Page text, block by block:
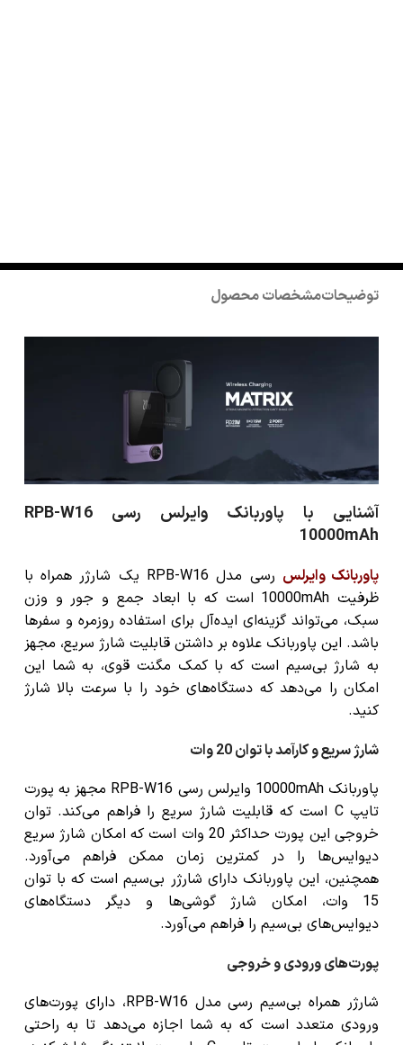
توضیحاتمشخصات محصول
آشنایی با پاوربانک وایرلس رسی RPB-W16
10000mAh
پاوربانک وایرلس رسی مدل RPB-W16
یک شارژر همراه با
ظرفیت 10000mAh است که با ابعاد جمع و جور و وزن
سبک، می‌تواند گزینه‌ای ایده‌آل برای استفاده روزمره و سفرها
باشد. این پاوربانک علاوه بر داشتن قابلیت شارژ سریع، مجهز
به شارژ بی‌سیم است که با کمک مگنت قوی، به شما این
امکان را می‌دهد که دستگاه‌های خود را با سرعت بالا شارژ
کنید.
شارژ سریع و کارآمد با توان 20 وات
پاوربانک 10000mAh وایرلس رسی RPB-W16
مجهز به پورت
تایپ C است که قابلیت
شارژ سریع را فراهم می‌کند. توان
خروجی این پورت حداکثر 20 وات است که امکان
شارژ سریع
دیوایس‌ها را در کمترین زمان ممکن فراهم می‌آورد.
همچنین، این پاوربانک دارای شارژر بی‌سیماست که با توان
15 وات، امکان شارژ گوشی‌ها و دیگر دستگاه‌های
دیوایس‌های بی‌سیمرا فراهم می‌آورد.
پورت‌های ورودی و خروجی
شارژر همراه بی‌سیم رسی مدل RPB-W16، دارای
پورت‌های
ورودی متعدد است که به شما اجازه می‌دهد تا به راحتی